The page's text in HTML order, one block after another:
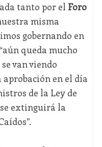
tanto por el Foro
misma
gobernando en
queda mucho
van viendo
aprobación en el día
de la Ley de
extinguirá la